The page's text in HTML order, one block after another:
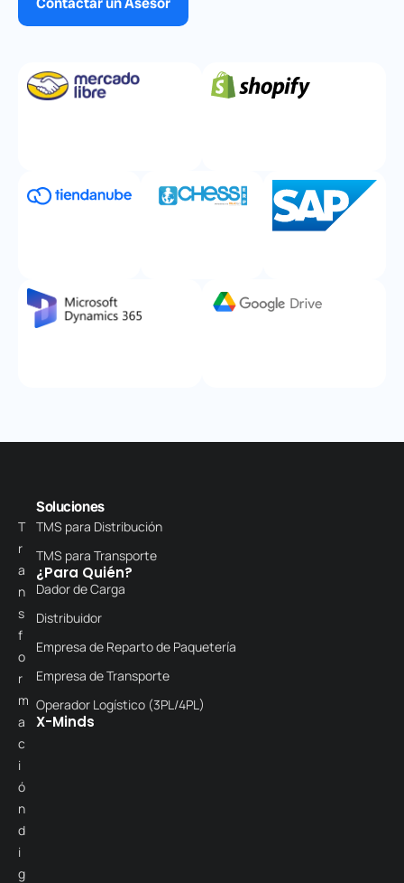
T
r
a
n
s
f
o
r
m
a
c
i
ó
n
d
i
g
Soluciones
TMS para Distribución
TMS para Transporte
¿Para Quién?
Dador de Carga
Distribuidor
Empresa de Reparto de Paquetería
Empresa de Transporte
Operador Logístico (3PL/4PL)
X-Minds